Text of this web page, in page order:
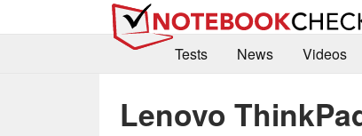
Tests
News Videos
Lenovo